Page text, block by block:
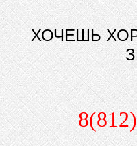
ХОЧЕШЬ